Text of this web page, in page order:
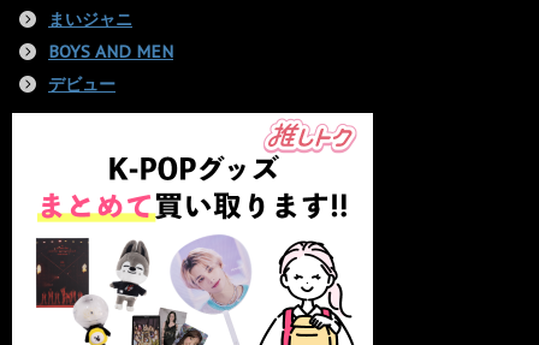
まいジャニ
BOYS AND MEN
デビュー